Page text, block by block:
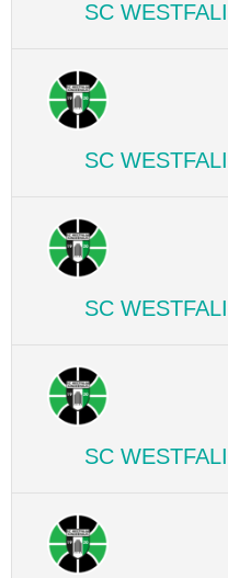
SC
SC
SC
SC